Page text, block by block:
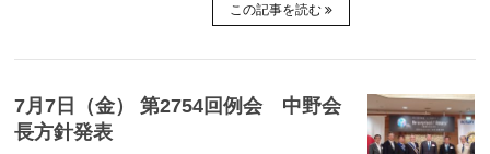
この記事を読む
7月7日（金） 第2754回例会 中野会
長方針発表